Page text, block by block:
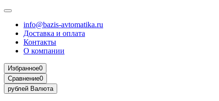
info@bazis-avtomatika.ru
Доставка и оплата
Контакты
О компании
Избранное0
Сравнение0
рублей Валюта